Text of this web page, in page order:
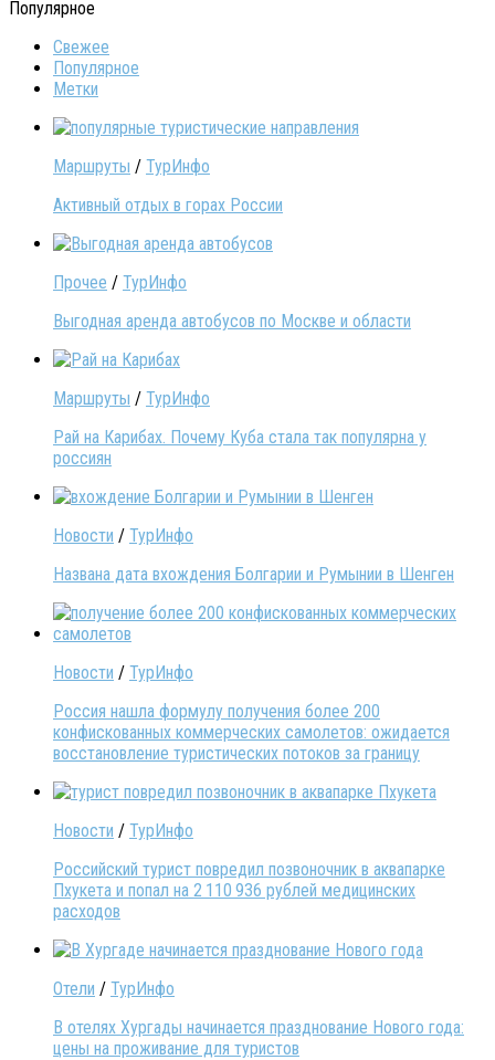
Популярное
Свежее
Популярное
Метки
Маршруты / ТурИнфо
Активный отдых в горах России
Прочее / ТурИнфо
Выгодная аренда автобусов по Москве и области
Маршруты / ТурИнфо
Рай на Карибах. Почему Куба стала так популярна у
россиян
Новости / ТурИнфо
Названа дата вхождения Болгарии и Румынии в Шенген
Новости / ТурИнфо
Россия нашла формулу получения более 200
конфискованных коммерческих самолетов: ожидается
восстановление туристических потоков за границу
Новости / ТурИнфо
Российский турист повредил позвоночник в аквапарке
Пхукета и попал на 2 110 936 рублей медицинских
расходов
Отели / ТурИнфо
В отелях Хургады начинается празднование Нового года:
цены на проживание для туристов